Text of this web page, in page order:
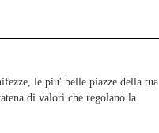
le piu' belle piazze della tua
di valori che regolano la